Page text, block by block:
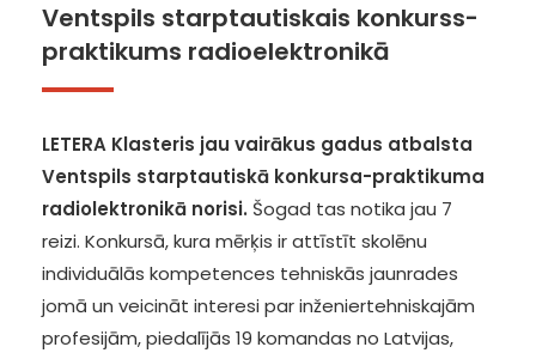
Ventspils starptautiskais konkurss-
praktikums radioelektronikā
LETERA Klasteris jau vairākus gadus atbalsta
Ventspils starptautiskā konkursa-praktikuma
radiolektronikā norisi. Šogad tas notika jau 7
reizi. Konkursā, kura mērķis ir attīstīt skolēnu
individuālās kompetences tehniskās jaunrades
jomā un veicināt interesi par inženiertehniskajām
profesijām, piedalījās 19 komandas no Latvijas,